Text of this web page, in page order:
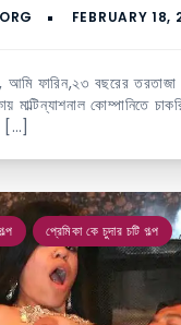
আমি ফারিন,২৩ বছরের তরতাজা
কোম্পানিতে
[…]
প্রেমিকা কে চুদার চটি গল্প